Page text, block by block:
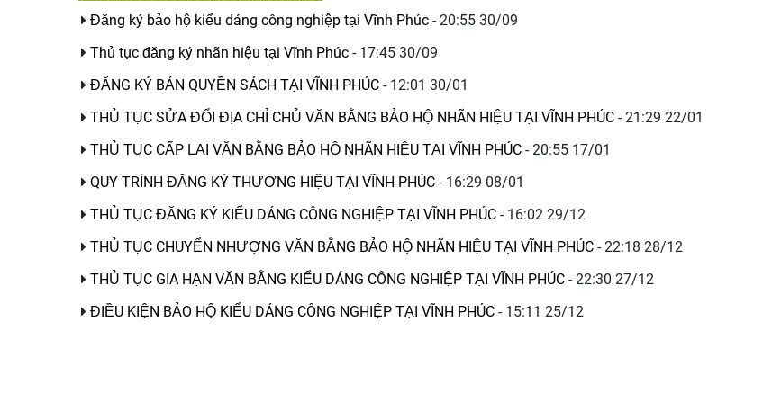
Đăng ký bảo hộ kiểu dáng công nghiệp tại Vĩnh Phúc - 20:55 30/09
Thủ tục đăng ký nhãn hiệu tại Vĩnh Phúc - 17:45 30/09
ĐĂNG KÝ BẢN QUYỀN SÁCH TẠI VĨNH PHÚC - 12:01 30/01
THỦ TỤC SỬA ĐỔI ĐỊA CHỈ CHỦ VĂN BẰNG BẢO HỘ NHÃN HIỆU TẠI VĨNH PHÚC - 21:29 22/01
THỦ TỤC CẤP LẠI VĂN BẰNG BẢO HỘ NHÃN HIỆU TẠI VĨNH PHÚC - 20:55 17/01
QUY TRÌNH ĐĂNG KÝ THƯƠNG HIỆU TẠI VĨNH PHÚC - 16:29 08/01
THỦ TỤC ĐĂNG KÝ KIỂU DÁNG CÔNG NGHIỆP TẠI VĨNH PHÚC - 16:02 29/12
THỦ TỤC CHUYỂN NHƯỢNG VĂN BẰNG BẢO HỘ NHÃN HIỆU TẠI VĨNH PHÚC - 22:18 28/12
THỦ TỤC GIA HẠN VĂN BẰNG KIỂU DÁNG CÔNG NGHIỆP TẠI VĨNH PHÚC - 22:30 27/12
ĐIỀU KIỆN BẢO HỘ KIỂU DÁNG CÔNG NGHIỆP TẠI VĨNH PHÚC - 15:11 25/12